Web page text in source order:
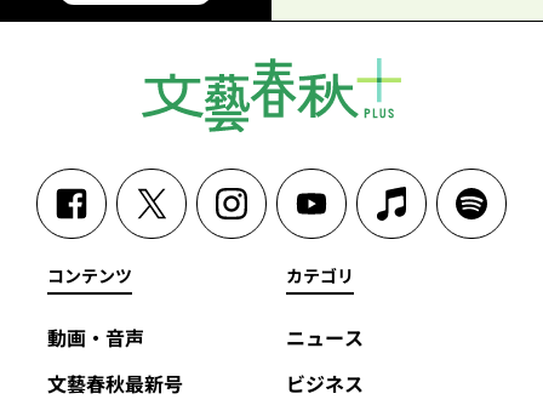
コンテンツ
動画・音声
文藝春秋最新号
カテゴリ
ニュース
ビジネス